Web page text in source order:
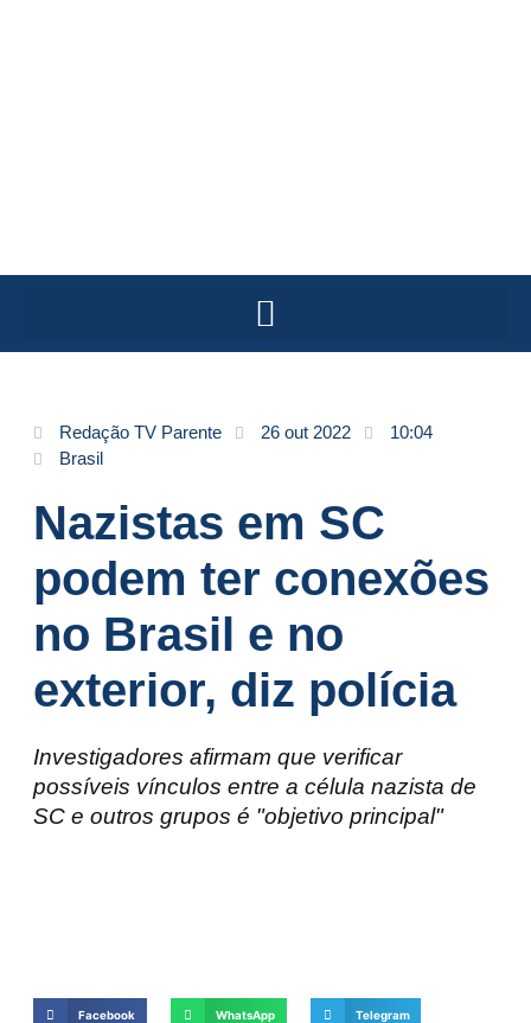
Redação TV Parente 26 out 2022
10:04
Brasil
Nazistas em SC
podem ter conexões
no Brasil e no
exterior, diz polícia
Investigadores afirmam que verificar
possíveis vínculos entre a célula nazista de
SC e outros grupos é "objetivo principal"
Facebook WhatsApp Telegram